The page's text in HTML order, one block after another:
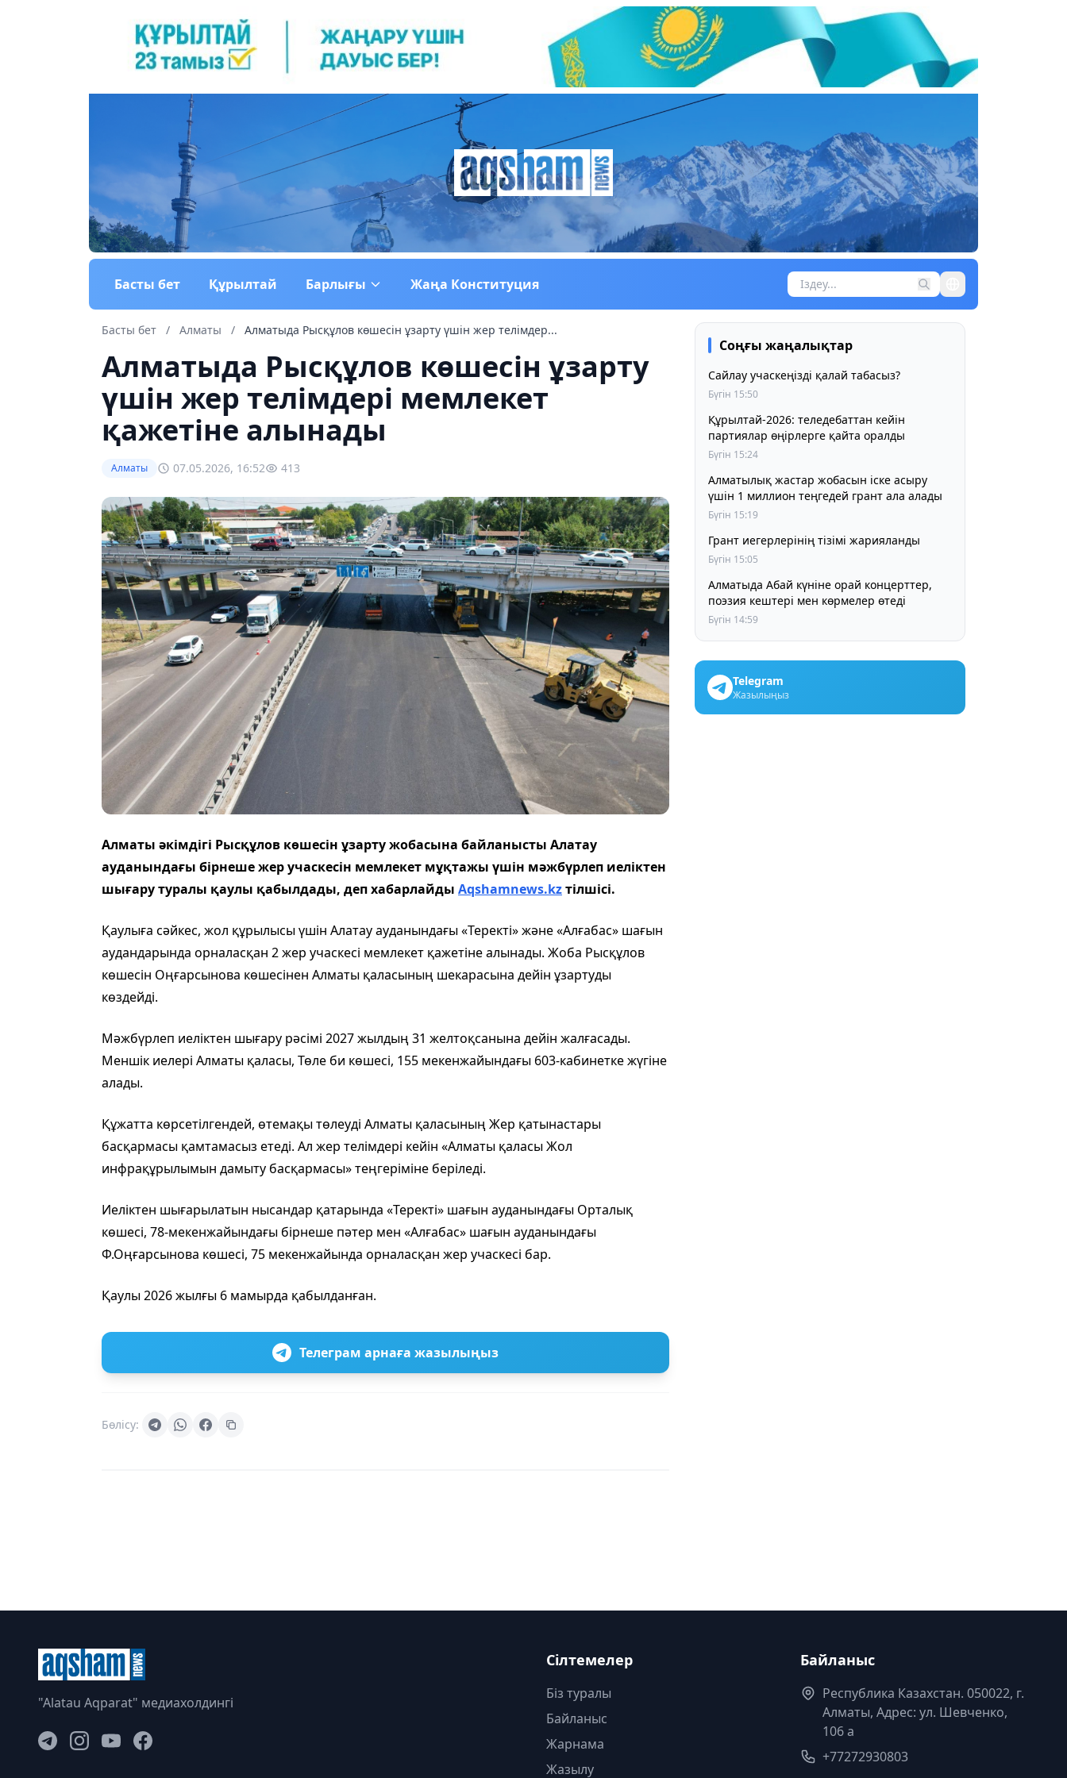
Басты бет Құрылтай Барлығы Жаңа Конституция
Басты бет / Алматы / Алматыда Рысқұлов көшесін ұзарту үшін жер телімдер...
Алматыда Рысқұлов көшесін ұзарту
үшін жер телімдері мемлекет
қажетіне алынады
Алматы 07.05.2026, 16:52 413
Алматы әкімдігі Рысқұлов көшесін ұзарту жобасына байланысты Алатау
ауданындағы бірнеше жер учаскесін мемлекет мұқтажы үшін мәжбүрлеп иеліктен
шығару туралы қаулы қабылдады, деп хабарлайды Aqshamnews.kzтілшісі.
Қаулыға сәйкес, жол құрылысы үшін Алатау ауданындағы «Теректі» және «Алғабас» шағын
аудандарында орналасқан 2 жер учаскесі мемлекет қажетіне алынады. Жоба Рысқұлов
көшесін Оңғарсынова көшесінен Алматы қаласының шекарасына дейін ұзартуды
көздейді.
Мәжбүрлеп иеліктен шығару рәсімі 2027 жылдың 31 желтоқсанына дейін жалғасады.
Меншік иелері Алматы қаласы, Төле би көшесі, 155 мекенжайындағы 603-кабинетке жүгіне
алады.
Құжатта көрсетілгендей, өтемақы төлеуді Алматы қаласының Жер қатынастары
басқармасы қамтамасыз етеді. Ал жер телімдері кейін «Алматы қаласы Жол
инфрақұрылымын дамыту басқармасы» теңгеріміне беріледі.
Иеліктен шығарылатын нысандар қатарында «Теректі» шағын ауданындағы Орталық
көшесі, 78-мекенжайындағы бірнеше пәтер мен «Алғабас» шағын ауданындағы
Ф.Оңғарсынова көшесі, 75 мекенжайында орналасқан жер учаскесі бар.
Қаулы 2026 жылғы 6 мамырда қабылданған.
Телеграм арнаға жазылыңыз
Бөлісу:
Соңғы жаңалықтар
Сайлау учаскеңізді қалай табасыз?
Бүгін 15:50
Құрылтай-2026: теледебаттан кейін
партиялар өңірлерге қайта оралды
Бүгін 15:24
Алматылық жастар жобасын іске асыру
үшін 1 миллион теңгедей грант ала алады
Бүгін 15:19
Грант иегерлерінің тізімі жарияланды
Бүгін 15:05
Алматыда Абай күніне орай концерттер,
поэзия кештері мен көрмелер өтеді
Бүгін 14:59
Telegram
Жазылыңыз
"Alatau Aqparat" медиахолдингі
Сілтемелер
Біз туралы
Байланыс
Жарнама
Жазылу
Байланыс
Республика Казахстан. 050022, г.
Алматы, Адрес: ул. Шевченко,
106 а
+77272930803